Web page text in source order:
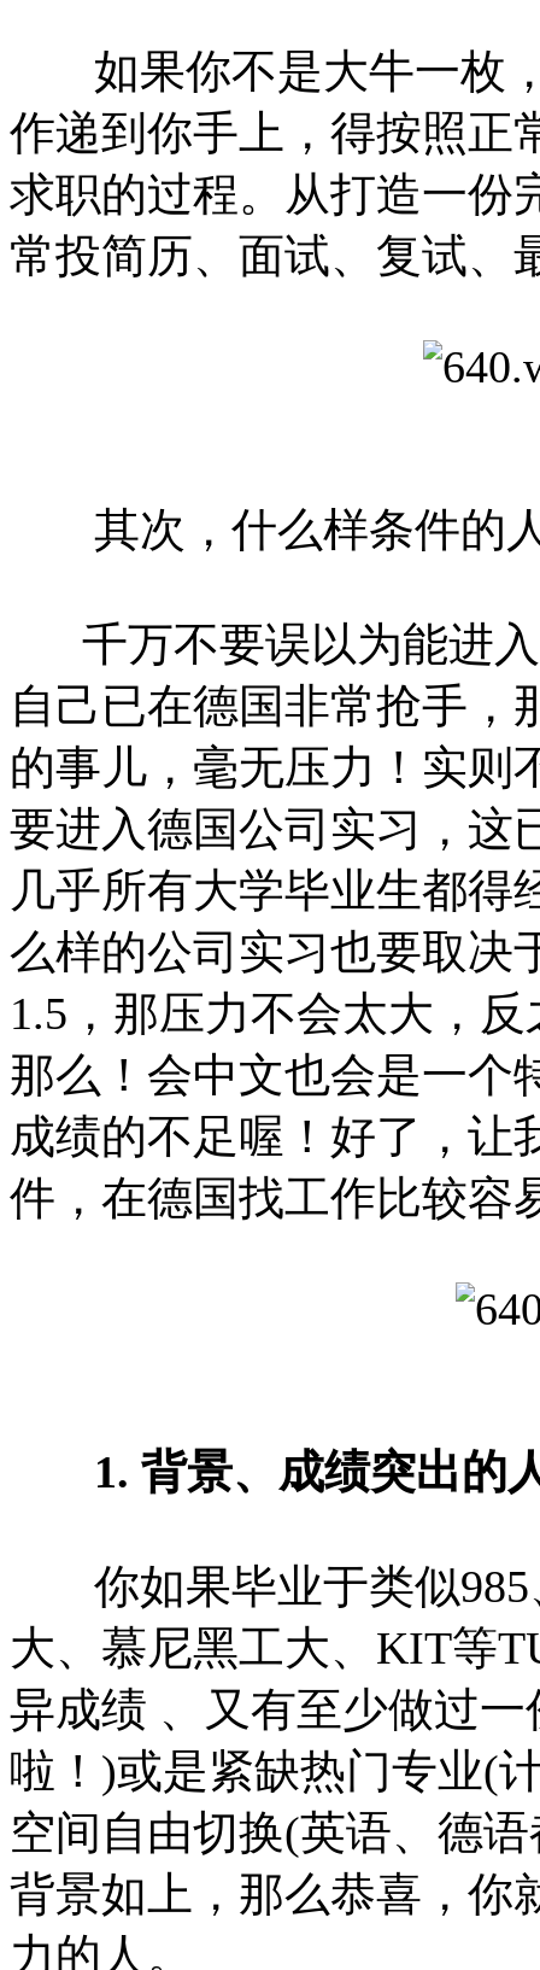
如果你不是大牛一枚，
作递到你手上，得按照正
求职的过程。从打造一份
常投简历、面试、复试、
其次，什么样条件的
千万不要误以为能进入
自己已在德国非常抢手，
的事儿，毫无压力！实则
要进入德国公司实习，这
几乎所有大学毕业生都得
么样的公司实习也要取决
1.5，那压力不会太大，
那么！会中文也会是一个
成绩的不足喔！好了，让
件，在德国找工作比较容
1. 背景、成绩突出的
你如果毕业于类似985
大、慕尼黑工大、KIT等
异成绩 、又有至少做过
啦！)或是紧缺热门专业(
空间自由切换(英语、德
背景如上，那么恭喜，你
力的人。